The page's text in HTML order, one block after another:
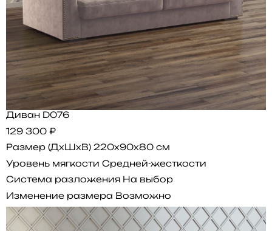
Диван D076
129 300 ₽
Размер (ДхШхВ) 220x90x80 см
Уровень мягкости Средней-жесткости
Система разложения На выбор
Изменение размера Возможно